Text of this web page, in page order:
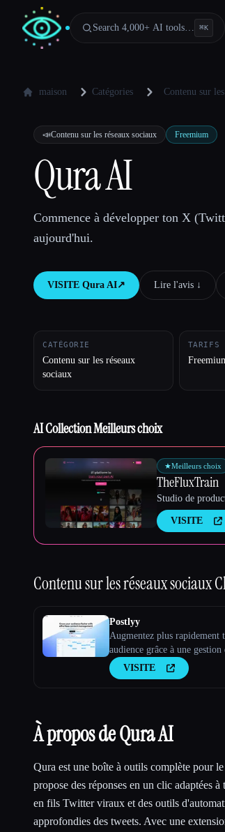
Search 4,000+ AI tools… ⌘K
maison Catégories Contenu sur
📣Contenu sur les réseaux sociaux Freemium
Qura AI
Commence à développer ton X
aujourd'hui.
VISITE Qura AI↗︎ Lire l'avis ↓︎
CATÉGORIE
Contenu sur les réseaux
sociaux
TARIFS
AI Collection Meilleurs choix
★Meilleurs choix
TheFluxTrain
Studio de
VISITE
Contenu sur les réseaux sociaux
Postlyy
Augmentez plus rapidement
audience grâce à une gestion
contenu simplifiée
VISITE
À propos de Qura AI
Qura est une boîte à outils complète pour
propose des réponses en un clic adaptées
en fils Twitter viraux et des outils
approfondies des tweets. Avec une